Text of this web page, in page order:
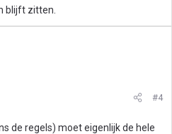
blijft zitten.
#4
de regels) moet eigenlijk de hele